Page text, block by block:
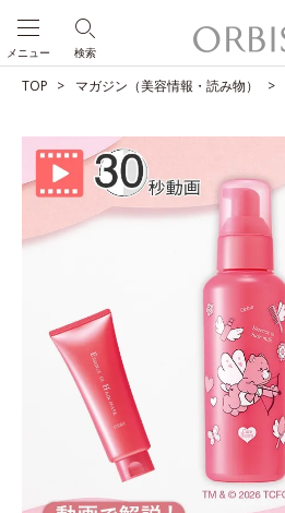
検索
メニュー
TOP マガジン（美容情報・読み物）